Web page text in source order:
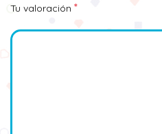
Tu valoración *